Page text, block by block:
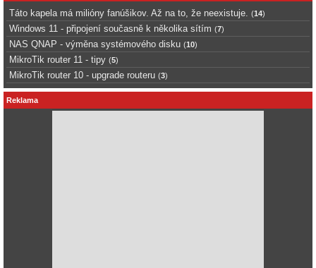
Táto kapela má milióny fanúšikov. Až na to, že neexistuje. (14)
Windows 11 - připojení současně k několika sítím (7)
NAS QNAP - výměna systémového disku (10)
MikroTik router 11 - tipy (5)
MikroTik router 10 - upgrade routeru (3)
Reklama